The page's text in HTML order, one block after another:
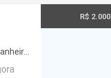
R$ 2.000